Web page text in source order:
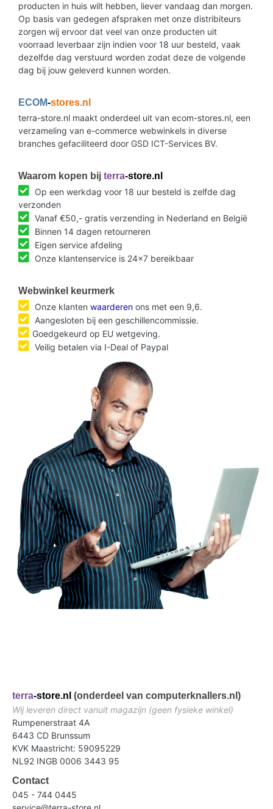
producten in huis wilt hebben, liever vandaag dan morgen.
Op basis van gedegen afspraken met onze distribiteurs
zorgen wij ervoor dat veel van onze producten uit
voorraad leverbaar zijn indien voor 18 uur besteld, vaak
dezelfde dag verstuurd worden zodat deze de volgende
dag bij jouw geleverd kunnen worden.
ECOM-stores.nl
terra-store.nl maakt onderdeel uit van ecom-stores.nl, een
verzameling van e-commerce webwinkels in diverse
branches gefaciliteerd door GSD ICT-Services BV.
Waarom kopen bij terra-store.nl
Op een werkdag voor 18 uur besteld is zelfde dag
verzonden
Vanaf €50,- gratis verzending in Nederland en België
Binnen 14 dagen retourneren
Eigen service afdeling
Onze klantenservice is 24x7 bereikbaar
Webwinkel keurmerk
Onze klanten waarderen ons met een 9,6.
Aangesloten bij een geschillencommissie.
Goedgekeurd op EU wetgeving.
Veilig betalen via I-Deal of Paypal
terra-store.nl (onderdeel van computerknallers.nl)
Wij leveren direct vanuit magazijn (geen fysieke winkel)
Rumpenerstraat 4A
6443 CD Brunssum
KVK Maastricht: 59095229
NL92 INGB 0006 3443 95
Contact
045 - 744 0445